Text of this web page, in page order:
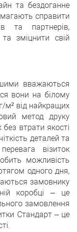
та бездоганне
справити
та партнерів,
зміцнити свій
вважаються
вони на білому
м² від найкращих
метод друку
втрати якості
деталей та
візиток
можливість
одного дня,
замовнику
коробці – це
замовлення
Стандарт – це